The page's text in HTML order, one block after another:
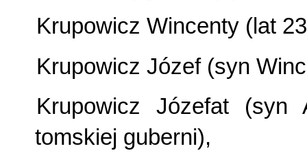
Krupowicz Wincenty (lat
Krupowicz Józef (syn
Krupowicz Józefat (syn
tomskiej guberni),